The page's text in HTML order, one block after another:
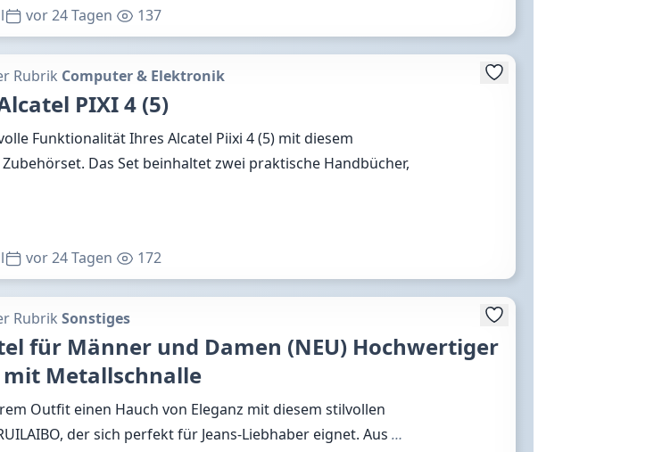
vor 24 Tagen 137
Rubrik Computer & Elektronik
PIXI 4 (5)
Funktionalität Ihres Alcatel Piixi 4 (5) mit diesem
Das Set beinhaltet zwei praktische Handbücher,
vor 24 Tagen 172
Rubrik Sonstiges
für Männer und Damen (NEU) Hochwertiger
mit Metallschnalle
Outfit einen Hauch von Eleganz mit diesem stilvollen
der sich perfekt für Jeans-Liebhaber eignet. Aus …